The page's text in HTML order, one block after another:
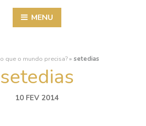
MENU
que o mundo precisa? » setedias
setedias
10 FEV 2014